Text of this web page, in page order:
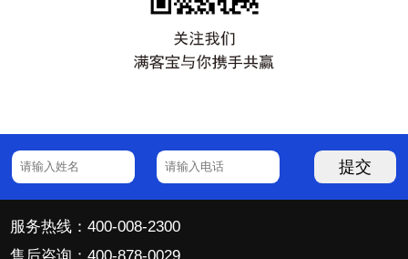
提交
服务热线：400-008-2300
售后咨询：400-878-0029